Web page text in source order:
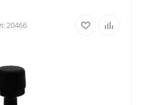
20466